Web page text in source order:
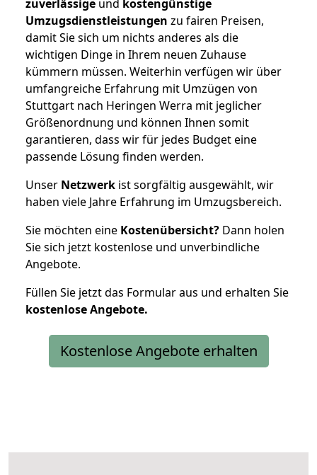
zuverlässige und kostengünstige
Umzugsdienstleistungen zu fairen Preisen,
damit Sie sich um nichts anderes als die
wichtigen Dinge in Ihrem neuen Zuhause
kümmern müssen. Weiterhin verfügen wir über
umfangreiche Erfahrung mit Umzügen von
Stuttgart nach Heringen Werra mit jeglicher
Größenordnung und können Ihnen somit
garantieren, dass wir für jedes Budget eine
passende Lösung finden werden.
Unser Netzwerk ist sorgfältig ausgewählt, wir
haben viele Jahre Erfahrung im Umzugsbereich.
Sie möchten eine Kostenübersicht? Dann holen
Sie sich jetzt kostenlose und unverbindliche
Angebote.
Füllen Sie jetzt das Formular aus und erhalten Sie
kostenloseAngebote.
Kostenlose Angebote erhalten